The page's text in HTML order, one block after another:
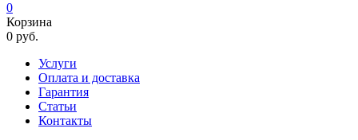
0
Корзина
0 руб.
Услуги
Оплата и доставка
Гарантия
Статьи
Контакты